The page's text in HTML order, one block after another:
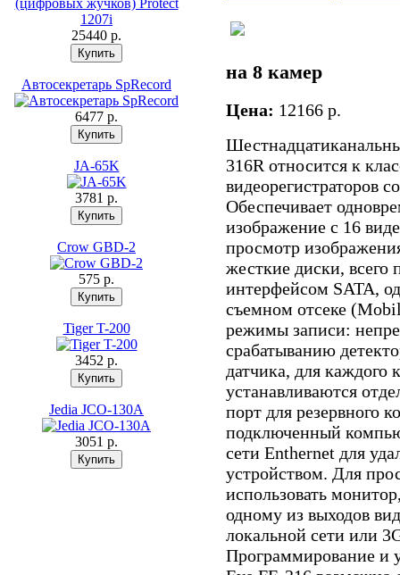
25440 p.
Автосекретарь SpRecord
6477 p.
JA-65K
3781 p.
Crow GBD-2
575 p.
Tiger T-200
3452 p.
Jedia JCO-130A
3051 p.
на 8 камер
Цена: 12166 p.
316R относится к
видеорегистраторов
Обеспечивает
изображение с 16
просмотр
жесткие диски, всего
интерфейсом SATA,
съемном отсеке
режимы записи:
срабатыванию
датчика, для каждого
устанавливаются
порт для резервного
подключенный
сети Enthernet для
устройством. Для
использовать
одному из выходов
локальной сети или
Программирование и